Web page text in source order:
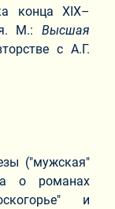
конца XIX–
М.: Высшая
с А.Г.
("мужская"
о романах
и